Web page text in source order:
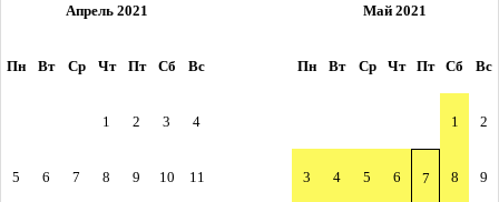
Апрель 2021 Май 2021
Пн Вт Ср Чт Пт Сб Вс Пн Вт Ср Чт Пт Сб Вс
1 2 3 4 1 2
5 6 7 8 9 10 11 3 4 5 6 7 8 9